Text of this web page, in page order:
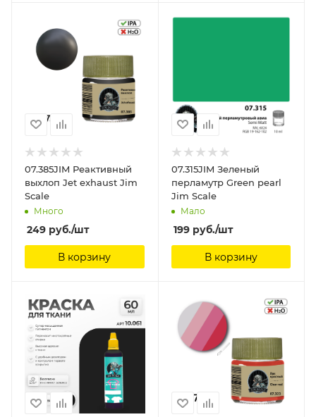
07.385JIM Реактивный
выхлоп Jet exhaust Jim
Scale
Много
249 руб./шт
В корзину
07.315JIM Зеленый
перламутр Green pearl
Jim Scale
Мало
199руб./шт
В корзину